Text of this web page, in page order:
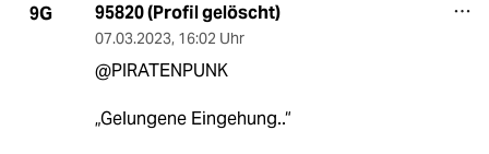
9G 95820 (Profil gelöscht)
07.03.2023, 16:02 Uhr
@PIRATENPUNK
„Gelungene Eingehung..“